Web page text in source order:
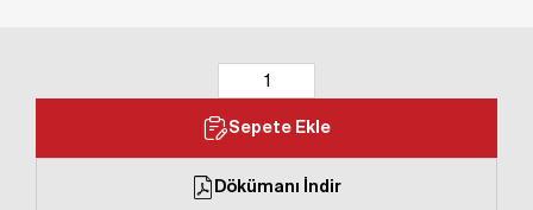
Sepete Ekle
Dökümanı İndir